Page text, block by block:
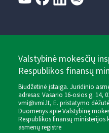
Valstybinė mokesčių
Respublikos finansų
Biudžetinė įstaiga. Juridinio
adresas: Vasario 16-osios g. 14,
vmi@vmi.lt, E. pristatymo
Duomenys apie Valstybinę
Respublikos finansų
asmenų registre